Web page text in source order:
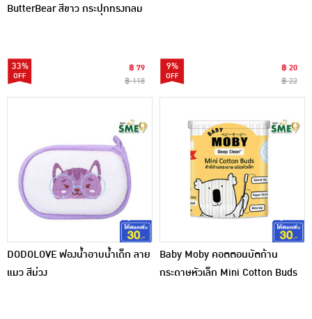
ButterBear สีขาว กระปุกทรงกลม
33%
฿ 79
฿ 118
9%
฿ 20
฿ 22
DODOLOVE ฟองน้ำอาบน้ำเด็ก ลาย
แมว สีม่วง
Baby Moby คอตตอนบัตก้าน
กระดาษหัวเล็ก Mini Cotton Buds